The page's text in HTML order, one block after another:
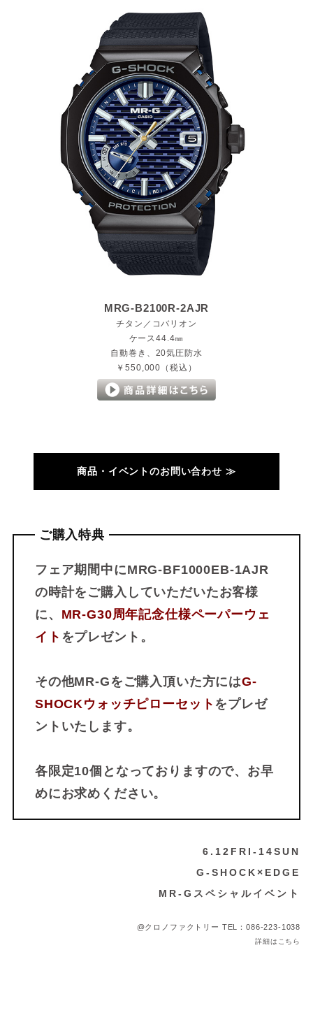
MRG-B2100R-2AJR
チタン／コバリオン
ケース44.4㎜
自動巻き、20気圧防水
￥550,000（税込）
商品・イベントのお問い合わせ ≫
ご購入特典
フェア期間中にMRG-BF1000EB-1AJR
の時計をご購入していただいたお客様
に、 MR-G30周年記念仕様ペーパーウェ
イト をプレゼント。
その他MR-Gをご購入頂いた方にはG-
SHOCKウォッチピローセット をプレゼ
ントいたします。
各限定10個となっておりますので、お早
めにお求めください。
6.12FRI-14SUN
G-SHOCK×EDGE
MR-Gスペシャルイベント
@クロノファクトリー TEL：086-223-1038
詳細はこちら